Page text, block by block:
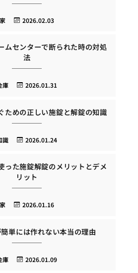
2026.02.03
家
ムセンターで断られた時の対処
法
2026.01.31
庫
ための正しい施錠と解錠の知識
2026.01.24
識
った施錠解錠のメリットとデメ
リット
2026.01.16
家
単には作れない本当の理由
2026.01.09
庫